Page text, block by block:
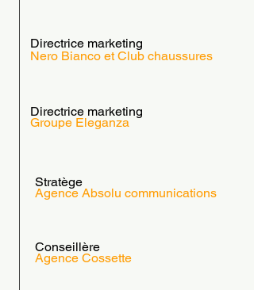
Directrice marketing
Nero Bianco et Club chaussures
Directrice marketing
Groupe Eleganza
Stratège
Agence Absolu communications
Conseillère
Agence Cossette